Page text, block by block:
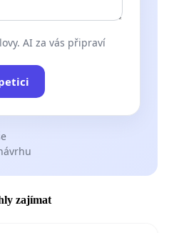
AI za vás připraví
zajímat